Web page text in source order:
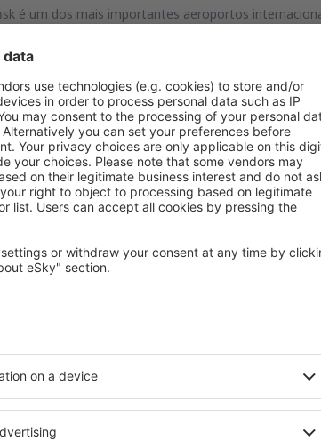
é um dos mais importantes aeroportos
região da Pomerânia e serve, principalmente, ao
cidades de Gdansk, Gdynia e Sopot) vivem nas
está em constante crescimento. A importância do
de Gdańsk (tanto na Polônia, quanto roteiros
oferecidas pelo aeroporto, e sua comunicação
distrito, servindo outras cidades. Pode ser
Okęcie, em Varsóvia.
inaugurado em 1974, é o primeiro aeroporto
e era capaz de servir 2,5 milhões de
realizada na Polônia, o novo terminal foi lançado
atender 5 milhões de passageiros. Obras de